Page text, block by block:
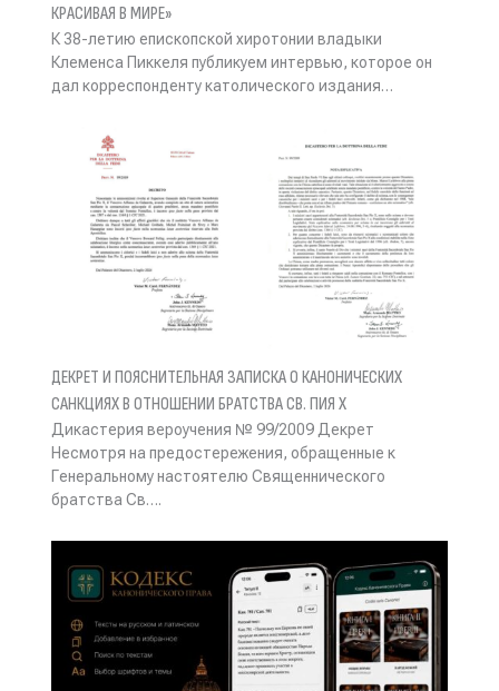
КРАСИВАЯ В МИРЕ»
К 38-летию епископской хиротонии владыки
Клеменса Пиккеля публикуем интервью, которое он
дал корреспонденту католического издания…
ДЕКРЕТ И ПОЯСНИТЕЛЬНАЯ ЗАПИСКА О КАНОНИЧЕСКИХ
САНКЦИЯХ В ОТНОШЕНИИ БРАТСТВА СВ. ПИЯ X
Дикастерия вероучения № 99/2009 Декрет
Несмотря на предостережения, обращенные к
Генеральному настоятелю Священнического
братства Св….